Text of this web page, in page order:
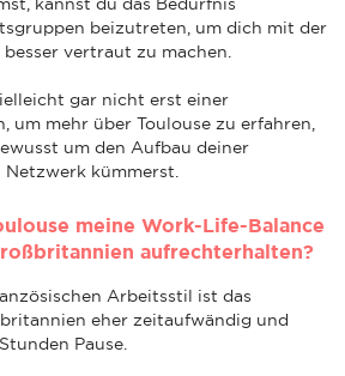
beizutreten, um dich mit der
vertraut zu machen.
gar nicht erst einer
um mehr über Toulouse zu erfahren,
um den Aufbau deiner
kümmerst.
meine Work-Life-Balance
aufrechterhalten?
Arbeitsstil ist das
eher zeitaufwändig und
Pause.